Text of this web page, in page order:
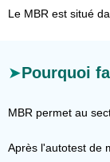
Le MBR est situé
Pourquoi
MBR permet au
Après l'autotest de